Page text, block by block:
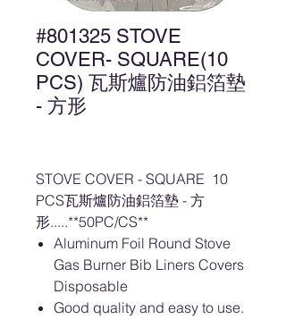
#801325 STOVE
COVER- SQUARE(10
PCS) 瓦斯爐防油鋁箔墊
- 方形
STOVE COVER - SQUARE 10
PCS瓦斯爐防油鋁箔墊 - 方
形.....**50PC/CS**
Aluminum Foil Round Stove
Gas Burner Bib Liners Covers
Disposable
Good quality and easy to use.